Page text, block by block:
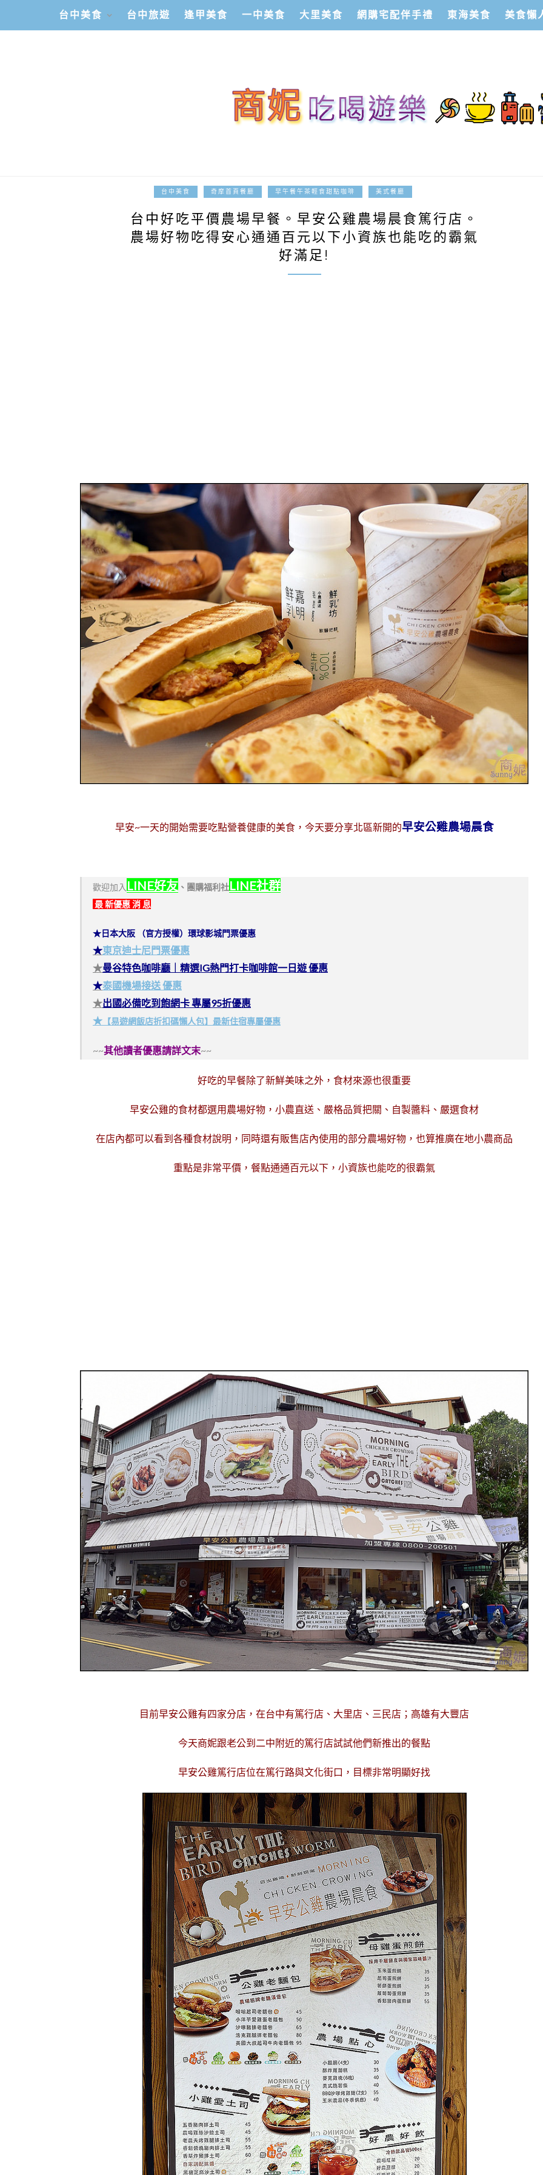
台中美食 台中旅遊 逢甲美食 一中美食 大里美食 網購宅配伴手禮 東海美食 美食懶
台中美食 奇摩首頁餐廳 早午餐午茶輕食甜點咖啡 美式餐廳
台中好吃平價農場早餐。早安公雞農場晨食篤行店。
農場好物吃得安心通通百元以下小資族也能吃的霸氣
好滿足!
早安~一天的開始需要吃點營養健康的美食，今天要分享北區新開的早安公雞農場晨食
歡迎加入 LINE好友 、 團購福利社LINE社群
最 新優惠 消 息
★日本大阪 （官方授權）環球影城門票優惠
★東京迪士尼門票優惠
★曼谷特色咖啡廳｜精選IG熱門打卡咖啡館一日遊 優惠
★泰國機場接送 優惠
★出國必備吃到飽網卡 專屬95折優惠
★ 【易遊網飯店折扣碼懶人包】最新住宿專屬優惠
~~其他讀者優惠請詳文末~~
好吃的早餐除了新鮮美味之外，食材來源也很重要
早安公雞的食材都選用農場好物，小農直送、嚴格品質把關、自製醬料、嚴選食材
在店內都可以看到各種食材說明，同時還有販售店內使用的部分農場好物，也算推廣在地小農商品
重點是非常平價，餐點通通百元以下，小資族也能吃的很霸氣
目前早安公雞有四家分店， 在台中有篤行店、大里店、三民店；高雄有大豐店
今天商妮跟老公到二中附近的篤行店試試他們新推出的餐點
早安公雞篤行店位在篤行路與文化街口，目標非常明顯好找